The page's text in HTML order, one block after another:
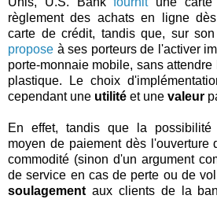
règlement des achats en ligne
carte de crédit, tandis que, sur
propose à ses porteurs de l'activer
porte-monnaie mobile, sans
plastique. Le choix
cependant une utilité et une valeur
En effet, tandis que la possibilité
moyen de paiement dès l'ouverture
commodité (sinon d'un argument
de service en cas de perte ou de
soulagement aux clients de la